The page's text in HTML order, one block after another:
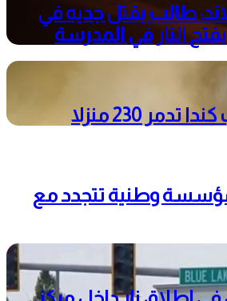
طالب يقتل جديه في
النار في المدرسة
230 منزلا
وطنية تتجدد مع